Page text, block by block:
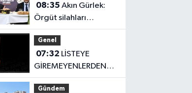
08:35 Akın Gürlek:
Örgüt silahları
bırakacak, mağaraları
boşaltacak
Genel
07:32
GİREMEYENLERDEN
SERT AÇIKLAMA
Gündem